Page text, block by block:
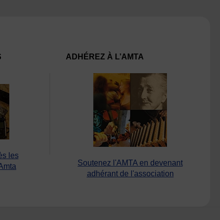
les
ADHÉREZ À L’AMTA
Soutenez l'AMTA en devenant
adhérant de l'association